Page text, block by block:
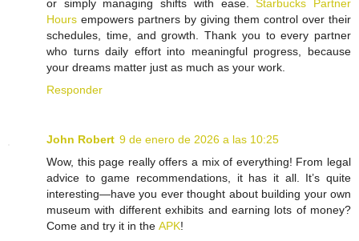
or simply managing shifts with ease.Starbucks Partner
Hours empowers partners by giving them control over their
schedules, time, and growth. Thank you to every partner
who turns daily effort into meaningful progress, because
your dreams matter just as much as your work.
Responder
John Robert 9 de enero de 2026 a las 10:25
Wow, this page really offers a mix of everything! From legal
advice to game recommendations, it has it all. It’s quite
interesting—have you ever thought about building your own
museum with different exhibits and earning lots of money?
Come and try it in the APK!